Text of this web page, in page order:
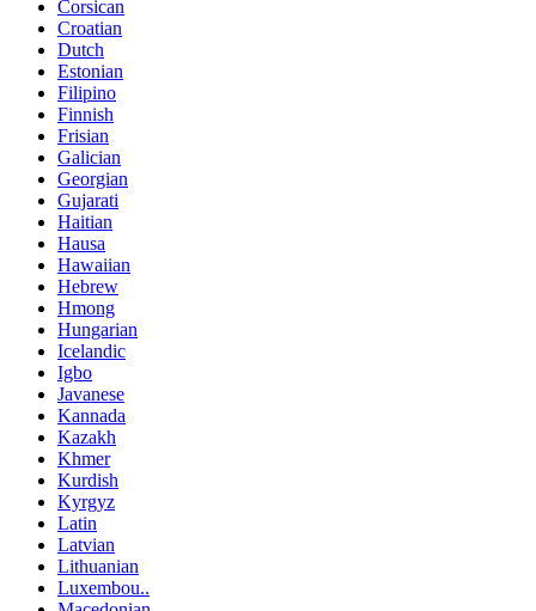
Corsican
Croatian
Dutch
Estonian
Filipino
Finnish
Frisian
Galician
Georgian
Gujarati
Haitian
Hausa
Hawaiian
Hebrew
Hmong
Hungarian
Icelandic
Igbo
Javanese
Kannada
Kazakh
Khmer
Kurdish
Kyrgyz
Latin
Latvian
Lithuanian
Luxembou..